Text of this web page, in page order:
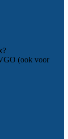
(ook voor